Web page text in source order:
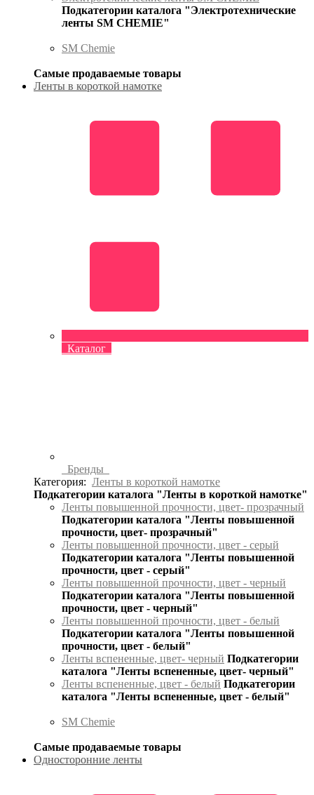
Подкатегории каталога "Электротехнические
ленты SM CHEMIE"
SM Chemie
Самые продаваемые товары
Ленты в короткой намотке
Каталог
Бренды
Категория: Ленты в короткой намотке
Подкатегории каталога "Ленты в короткой намотке"
Ленты повышенной прочности, цвет- прозрачный
Подкатегории каталога "Ленты повышенной
прочности, цвет- прозрачный"
Ленты повышенной прочности, цвет - серый
Подкатегории каталога "Ленты повышенной
прочности, цвет - серый"
Ленты повышенной прочности, цвет - черный
Подкатегории каталога "Ленты повышенной
прочности, цвет - черный"
Ленты повышенной прочности, цвет - белый
Подкатегории каталога "Ленты повышенной
прочности, цвет - белый"
Ленты вспененные, цвет- черный Подкатегории
каталога "Ленты вспененные, цвет- черный"
Ленты вспененные, цвет - белый Подкатегории
каталога "Ленты вспененные, цвет - белый"
SM Chemie
Самые продаваемые товары
Односторонние ленты